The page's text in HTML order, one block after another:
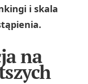
i skala
na